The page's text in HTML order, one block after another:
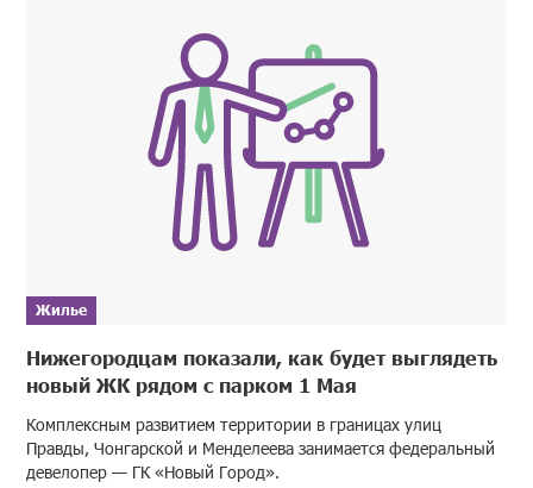
Жилье
Нижегородцам показали, как будет выглядеть
новый ЖК рядом с парком 1 Мая
Комплексным развитием территории в границах улиц
Правды, Чонгарской и Менделеева занимается федеральный
девелопер — ГК «Новый Город».